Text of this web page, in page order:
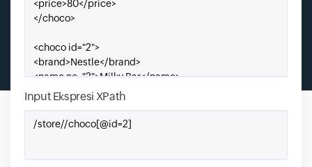
Input Ekspresi XPath